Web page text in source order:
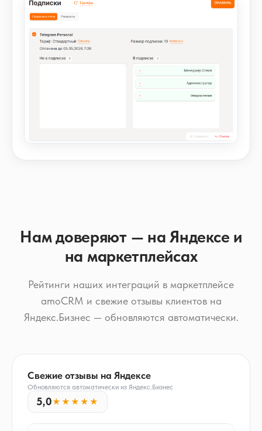
Нам доверяют — на Яндексе и
на маркетплейсах
Рейтинги наших интеграций в маркетплейсе
amoCRM и свежие отзывы клиентов на
Яндекс.Бизнес — обновляются автоматически.
Свежие отзывы на Яндексе
Обновляются автоматически из Яндекс.Бизнес
5,0★★★★★